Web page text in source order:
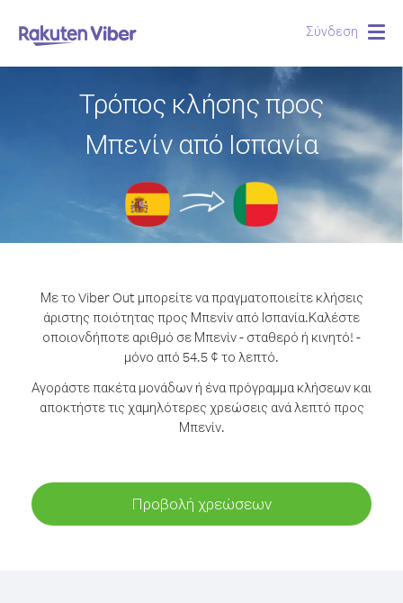
Σύνδεση
Τρόπος κλήσης προς
Μπενίν από Ισπανία
Με το Viber Out μπορείτε να πραγματοποιείτε κλήσεις
άριστης ποιότητας προς Μπενίν από Ισπανία.Καλέστε
οποιονδήποτε αριθμό σε Μπενίν - σταθερό ή κινητό! -
μόνο από 54.5 ¢ το λεπτό.
Αγοράστε πακέτα μονάδων ή ένα πρόγραμμα κλήσεων και
αποκτήστε τις χαμηλότερες χρεώσεις ανά λεπτό προς
Μπενίν.
Προβολή χρεώσεων